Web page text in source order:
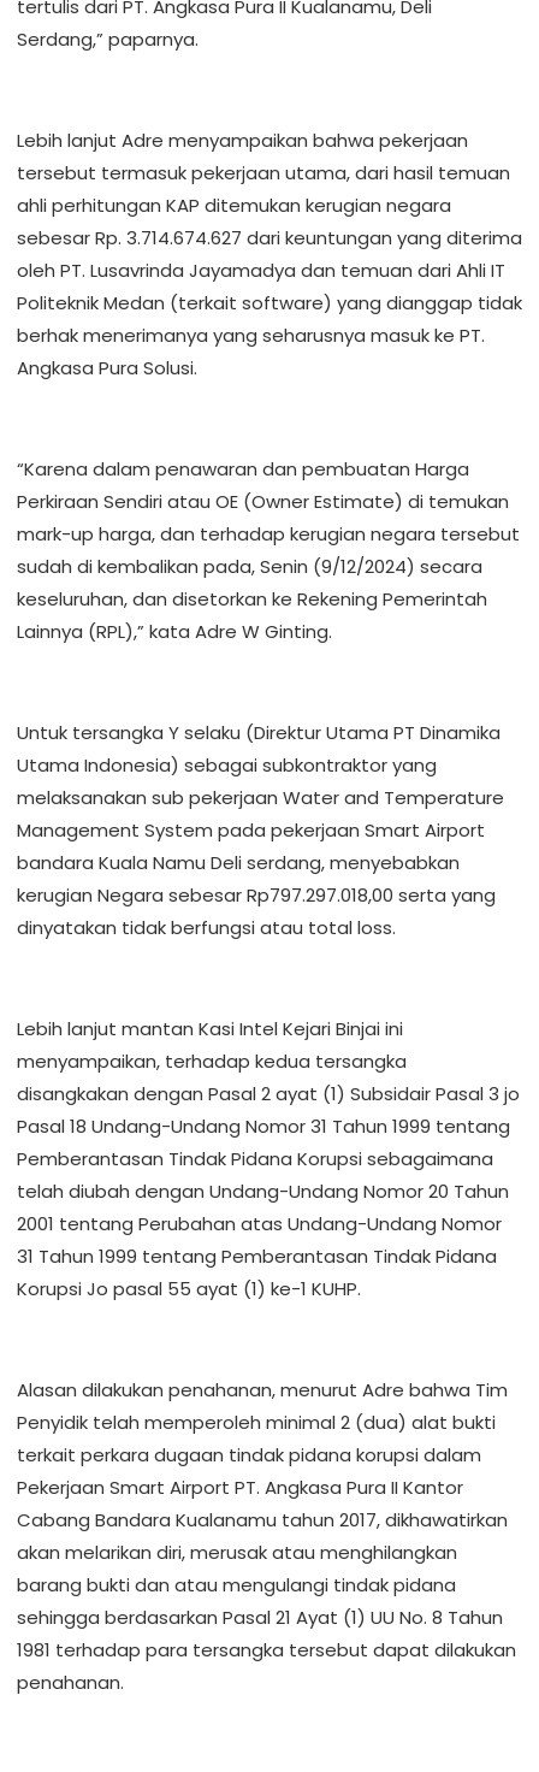
tertulis dari PT. Angkasa Pura II Kualanamu, Deli
Serdang,” paparnya.
Lebih lanjut Adre menyampaikan bahwa pekerjaan
tersebut termasuk pekerjaan utama, dari hasil temuan
ahli perhitungan KAP ditemukan kerugian negara
sebesar Rp. 3.714.674.627 dari keuntungan yang diterima
oleh PT. Lusavrinda Jayamadya dan temuan dari Ahli IT
Politeknik Medan (terkait software) yang dianggap tidak
berhak menerimanya yang seharusnya masuk ke PT.
Angkasa Pura Solusi.
“Karena dalam penawaran dan pembuatan Harga
Perkiraan Sendiri atau OE (Owner Estimate) di temukan
mark-up harga, dan terhadap kerugian negara tersebut
sudah di kembalikan pada, Senin (9/12/2024) secara
keseluruhan, dan disetorkan ke Rekening Pemerintah
Lainnya (RPL),” kata Adre W Ginting.
Untuk tersangka Y selaku (Direktur Utama PT Dinamika
Utama Indonesia) sebagai subkontraktor yang
melaksanakan sub pekerjaan Water and Temperature
Management System pada pekerjaan Smart Airport
bandara Kuala Namu Deli serdang, menyebabkan
kerugian Negara sebesar Rp797.297.018,00 serta yang
dinyatakan tidak berfungsi atau total loss.
Lebih lanjut mantan Kasi Intel Kejari Binjai ini
menyampaikan, terhadap kedua tersangka
disangkakan dengan Pasal 2 ayat (1) Subsidair Pasal 3 jo
Pasal 18 Undang-Undang Nomor 31 Tahun 1999 tentang
Pemberantasan Tindak Pidana Korupsi sebagaimana
telah diubah dengan Undang-Undang Nomor 20 Tahun
2001 tentang Perubahan atas Undang-Undang Nomor
31 Tahun 1999 tentang Pemberantasan Tindak Pidana
Korupsi Jo pasal 55 ayat (1) ke-1 KUHP.
Alasan dilakukan penahanan, menurut Adre bahwa Tim
Penyidik telah memperoleh minimal 2 (dua) alat bukti
terkait perkara dugaan tindak pidana korupsi dalam
Pekerjaan Smart Airport PT. Angkasa Pura II Kantor
Cabang Bandara Kualanamu tahun 2017, dikhawatirkan
akan melarikan diri, merusak atau menghilangkan
barang bukti dan atau mengulangi tindak pidana
sehingga berdasarkan Pasal 21 Ayat (1) UU No. 8 Tahun
1981 terhadap para tersangka tersebut dapat dilakukan
penahanan.